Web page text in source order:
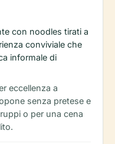
con noodles tirati a
conviviale che
informale di
eccellenza a
senza pretese e
o per una cena